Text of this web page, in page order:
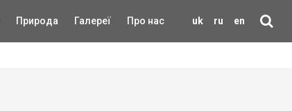
uk ru en
Природа Галереї Про нас